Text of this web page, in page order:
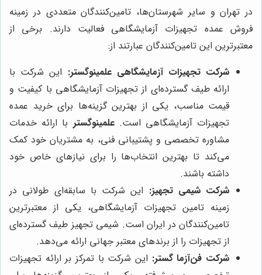
در تهران و سایر شهرستان‌ها، تامین‌کنندگان متعددی در زمینه
فروش عمده تجهیزات آزمایشگاهی فعالیت دارند. برخی از
معتبرترین این تامین‌کنندگان عبارتند از:
شرکت تجهیزات آزمایشگاهی علمینوگستر: این شرکت با
ارائه طیف گسترده‌ای از تجهیزات آزمایشگاهی با کیفیت و
قیمت مناسب، یکی از بهترین گزینه‌ها برای خرید عمده
تجهیزات آزمایشگاهی است.علمینوگستر با ارائه خدمات
مشاوره تخصصی و پشتیبانی فنی، به مشتریان خود کمک
می‌کند تا بهترین انتخاب‌ها را برای نیازهای خاص خود
داشته باشند.
شرکت شیمی تجهیز: این شرکت با سابقه‌ای طولانی در
زمینه تامین تجهیزات آزمایشگاهی، یکی از معتبرترین
تامین‌کنندگان در ایران است. شیمی تجهیز طیف گسترده‌ای
از تجهیزات را از برندهای معتبر جهانی ارائه می‌دهد.
شرکت فن‌آزما گستر: این شرکت با تمرکز بر ارائه تجهیزات